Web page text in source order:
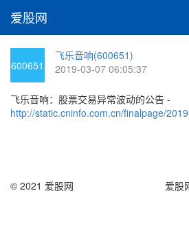
爱股网
600651
飞乐音响(600651)
2019-03-07 06:05:37
飞乐音响：股票交易异常波动的公告 -
http://static.cninfo.com.cn/finalpage/
© 2021 爱股网 爱股